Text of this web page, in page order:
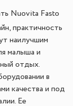
Nuovita Fasto
практичность
наилучшим
малыша и
отдых.
в
качества и под
Ее